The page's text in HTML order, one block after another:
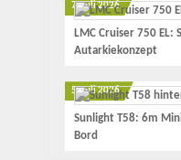
7. Juli 2026
LMC Cruiser 750 EL:
Autarkiekonzept
5. Juli 2026
Sunlight T58: 6m
Bord